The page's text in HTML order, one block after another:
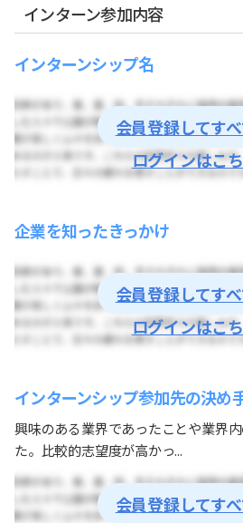
インターン参加内容
インターンシップ名
会員登録してす
ログインはこ
企業を知ったきっかけ
会員登録してす
ログインはこ
インターンシップ参加先の決め
興味のある業界であったことや業界
た。比較的志望度が高かっ...
会員登録してす